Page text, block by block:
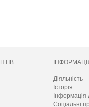
Діяльність
Історія
Інформація
Соціальні